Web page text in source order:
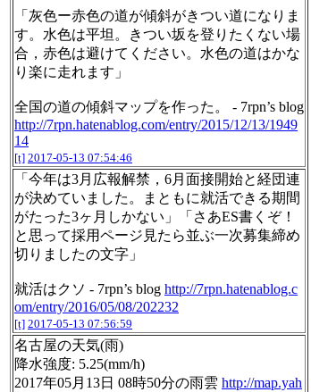
「灰色ー赤色の道が傾斜がきつい道になりま
す。水色は平坦。きつい坂を登りたくない場
合，赤色は避けてください。水色の道はかな
り楽に走れます」
全国の道の傾斜マップを作った。 - 7rpn’s blog
http://7rpn.hatenablog.com/entry/2015/12/13/1949
14
[t] 2017-05-13 07:54:46
「今年は3月広報解禁，6月面接開始と経団連
が決めていました。まともに就活できる期間
がたった3ヶ月しかない」「さあES書くぞ！
と思って採用ページ見たら並ぶ一次募集締め
切りましたの文字」
就活はクソ - 7rpn’s blog http://7rpn.hatenablog.c
om/entry/2016/05/08/202232
[t] 2017-05-13 07:56:59
名古屋の天気(雨)
降水強度: 5.25(mm/h)
2017年05月13日 08時50分の雨雲 http://map.yah